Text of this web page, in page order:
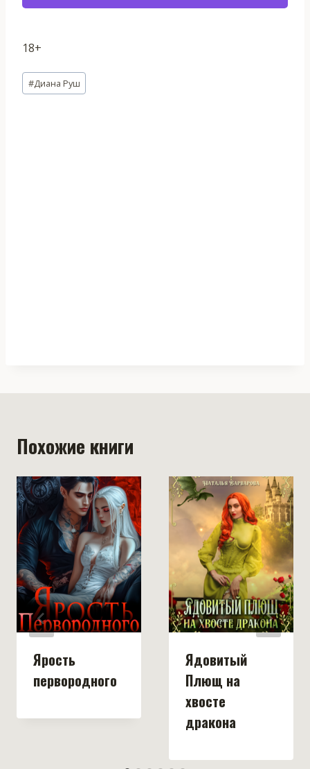
18+
Метки
записи:
#Диана Руш
Похожие книги
Ярость
первородного
Ядовитый
Плющ на
хвосте
дракона